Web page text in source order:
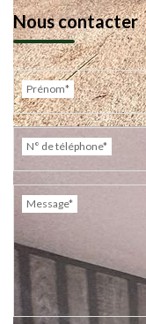
Nous contacter
Prénom*
N° de téléphone*
Message*